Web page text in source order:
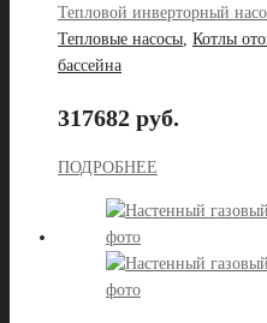
Тепловой инверторный
Тепловые насосы Котлы
бассейна
317682 руб.
ПОДРОБНЕЕ